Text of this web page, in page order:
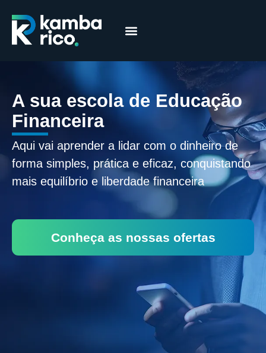
A sua escola de Educação
Financeira
Aqui vai aprender a lidar com o dinheiro de
forma simples, prática e eficaz, conquistando
mais equilíbrio e liberdade financeira
Conheça as nossas ofertas